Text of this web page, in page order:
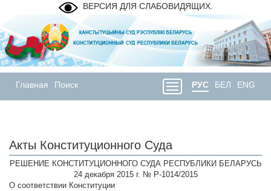
ВЕРСИЯ ДЛЯ СЛАБОВИДЯЩИХ.
Главная Поиск РУС БЕЛ ENG
Акты Конституционного Суда
РЕШЕНИЕ КОНСТИТУЦИОННОГО СУДА РЕСПУБЛИКИ БЕЛАРУСЬ
24 декабря 2015 г. № Р-1014/2015
О соответствии Конституции